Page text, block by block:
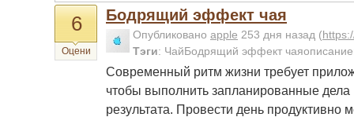
6
Оцени
Бодрящий эффект чая
Опубликовано apple 253 дня назад (
Тэги: ЧайБодрящий эффект
Современный ритм жизни требует
чтобы выполнить запланированные дела
результата. Провести день продуктивно